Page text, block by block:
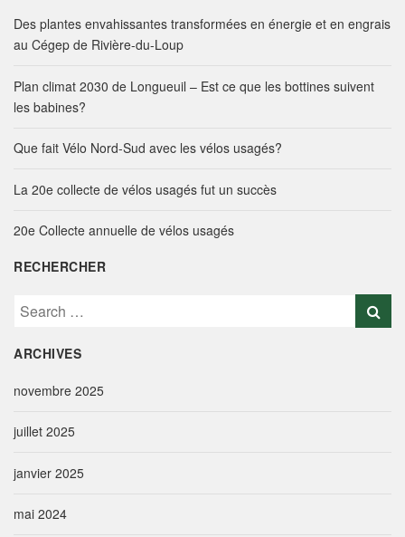
Des plantes envahissantes transformées en énergie et en engrais
au Cégep de Rivière-du-Loup
Plan climat 2030 de Longueuil – Est ce que les bottines suivent
les babines?
Que fait Vélo Nord-Sud avec les vélos usagés?
La 20e collecte de vélos usagés fut un succès
20e Collecte annuelle de vélos usagés
RECHERCHER
S
a
c
f
r
ARCHIVES
novembre 2025
juillet 2025
janvier 2025
mai 2024